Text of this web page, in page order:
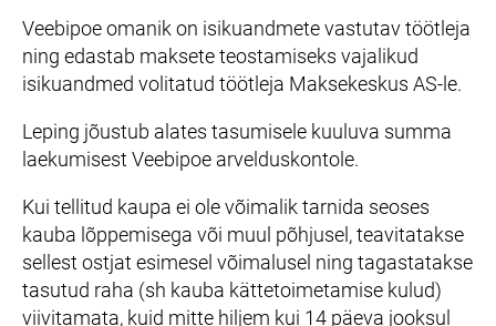
Veebipoe omanik on isikuandmete vastutav töötleja
ning edastab maksete teostamiseks vajalikud
isikuandmed volitatud töötleja Maksekeskus AS-le.
Leping jõustub alates tasumisele kuuluva summa
laekumisest Veebipoe arvelduskontole.
Kui tellitud kaupa ei ole võimalik tarnida seoses
kauba lõppemisega või muul põhjusel, teavitatakse
sellest ostjat esimesel võimalusel ning tagastatakse
tasutud raha (sh kauba kättetoimetamise kulud)
viivitamata, kuid mitte hiljem kui 14 päeva jooksul